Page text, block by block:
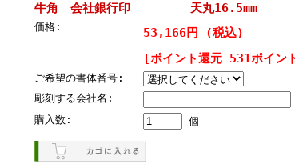
牛角 会社銀行印 天丸16.5mm
価格:
53,166円 (税込)
[ポイント還元 531ポイン
ご希望の書体番号:
彫刻する会社名:
購入数:
個